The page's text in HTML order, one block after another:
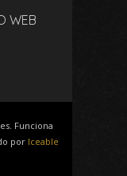
WEB
Funciona
por Iceable